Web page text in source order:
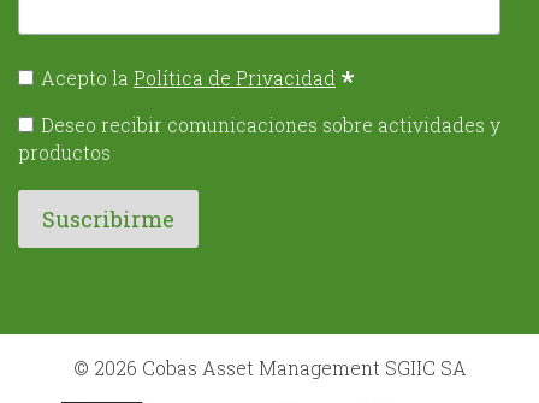
Acepto la Política de Privacidad *
Deseo recibir comunicaciones sobre actividades y
productos
© 2026 Cobas Asset Management SGIIC SA